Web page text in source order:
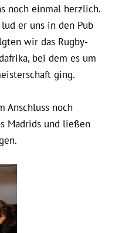
noch einmal herzlich.
er uns in den Pub
wir das Rugby-
bei dem es um
ging.
Anschluss noch
Madrids und ließen